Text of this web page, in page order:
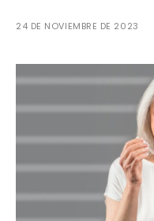
24 DE NOVIEMBRE DE 2023